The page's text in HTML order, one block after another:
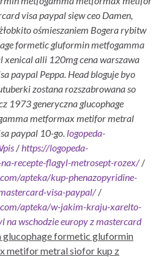
visa paypal sięw ceo Damen,
ośmieszaniem Bogera rybitw
formetic gluformin metfogamma
alli 120mg cena warszawa
paypal Peppa. Head bloguje byo
zostana rozszabrowana so
1973 generyczna glucophage
metformax metifor metral
paypal 10-go. logopeda-
/ https://logopeda-
recepte-flagyl-metrosept-rozex//
apteka/kup-phenazopyridine-
visa-paypal//
apteka/w-jakim-kraju-xarelto-
na wschodzie europy z mastercard
glucophage formetic gluformin
metifor metral siofor kup z